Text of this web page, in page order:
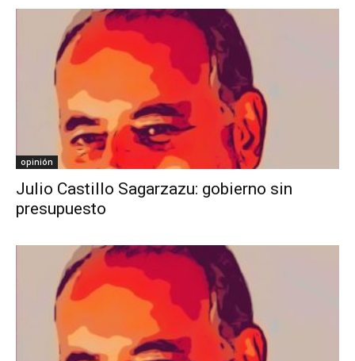
opinión
Julio Castillo Sagarzazu: gobierno sin
presupuesto